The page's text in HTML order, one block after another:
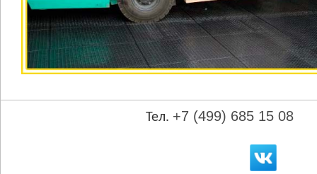
Тел. +7 (499) 685 15 08